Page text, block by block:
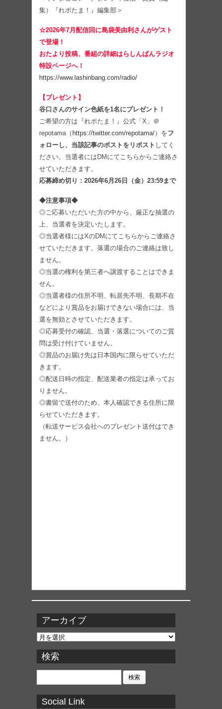
集）『れポたま！』編集部＞
☆2026年7月配信回に島袋美由利さんがゲスト
で登場！
おたより投稿、番組の詳細はらしんばんラジオ
特設ページへ！
https://www.lashinbang.com/radio/
【プレゼント】
谷口さんのサイン色紙を1名にプレゼント！
ご希望の方は『れポたま！』公式「X」＠
repotama（ https://twitter.com/repotama/）をフ
ォローし、当該記事のポストをリポスト してく
ださい。当選者にはDMにてこちらからご連絡さ
せていただきます。
応募締め切り：2026年6月26日（金）23:59まで
◆注意事項◆
◎ご応募いただいた方の中から、厳正な抽選の
上、当選者を決定いたします。
◎当選者様にはXのDMにてこちらからご連絡さ
せていただきます。落選の場合のご連絡は致し
ません。
◎当選の権利を第三者へ譲渡することはできま
せん。
◎当選者様の住所不明、転居先不明、長期不在
などにより賞品をお届けできない場合には、当
選を無効とさせていただきます。
◎応募受付の確認、当選・落選についてのご質
問は受け付けていません。
◎賞品のお届け先は日本国内に限らせていただ
きます。
◎配送日時の指定、配送業者の指定は承ってお
りません。
◎書留で送付のため、本人確認できる住所に限
らせていただきます。
（転送サービス会社へのプレゼント送付はでき
ません。）
アーカイブ
ア
カ
イ
ブ
検索
検
Social Link